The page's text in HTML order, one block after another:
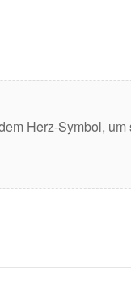
Herz-Symbol,